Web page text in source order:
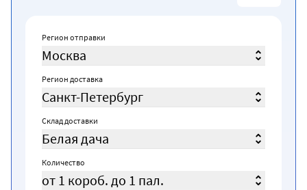
Регион отправки
Москва
Регион доставка
Санкт-Петербург
Склад доставки
Белая дача
Количество
от 1 короб. до 1 пал.